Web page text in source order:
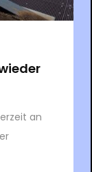
an